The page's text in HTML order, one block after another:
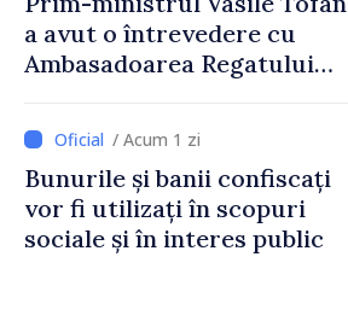
a avut o întrevedere cu
Ambasadoarea Regatului
Irlandei de Nord, Fern
Horine / Acum 1 zi
Bunurile și banii confiscați
vor fi utilizați în scopuri
sociale și în interes public